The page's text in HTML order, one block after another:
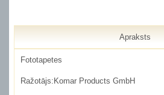
Apraksts
Fototapetes
Ražotājs:Komar Products GmbH